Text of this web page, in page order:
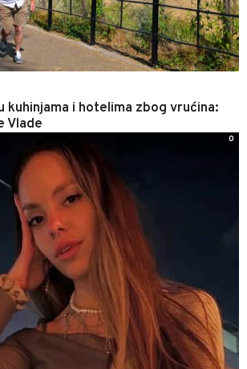
kuhinjama i hotelima zbog vrućina:
Vlade
0